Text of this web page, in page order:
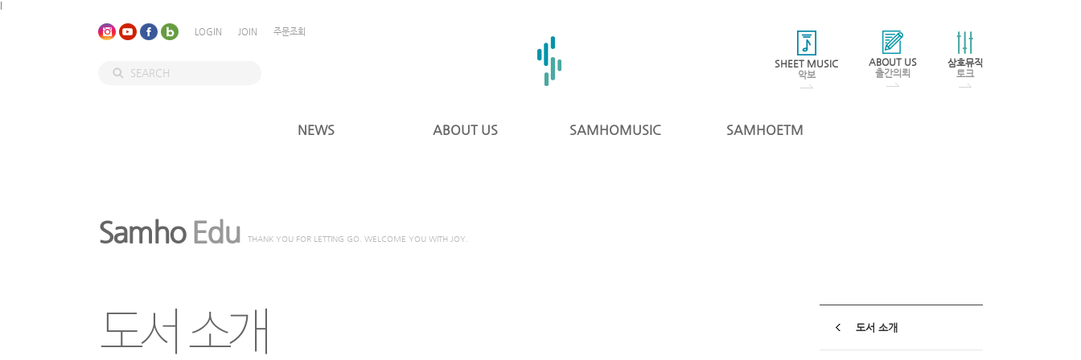
LOGIN JOIN 주문조회
SHEET MUSIC
악보
ABOUT US
출간의뢰
삼호뮤직
토크
NEWS ABOUT US SAMHOMUSIC SAMHOETM
Samho Edu THANK YOU FOR LETTING GO. WELCOME YOU WITH JOY.
도서 소개 도서 소개